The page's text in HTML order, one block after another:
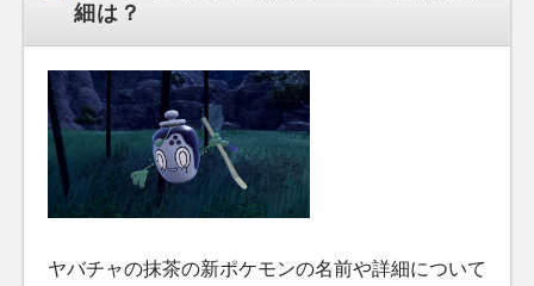
細は？
ヤバチャの抹茶の新ポケモンの名前や詳細について